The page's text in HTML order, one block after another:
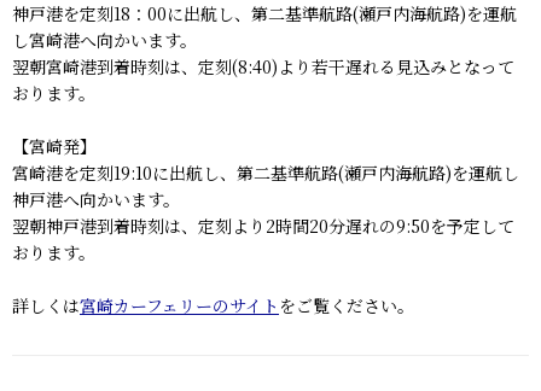
神戸港を定刻18：00に出航し、第二基準航路(瀬戸内海航路)を運航
し宮崎港へ向かいます。
翌朝宮崎港到着時刻は、定刻(8:40)より若干遅れる見込みとなって
おります。
【宮崎発】
宮崎港を定刻19:10に出航し、第二基準航路(瀬戸内海航路)を運航し
神戸港へ向かいます。
翌朝神戸港到着時刻は、定刻より2時間20分遅れの9:50を予定して
おります。
詳しくは宮崎カーフェリーのサイト をご覧ください。